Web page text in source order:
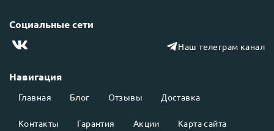
Навигация
Главная Блог Отзывы Доставка
Контакты Гарантия Акции Карта сайта
Социальные сети
Наш телеграм канал